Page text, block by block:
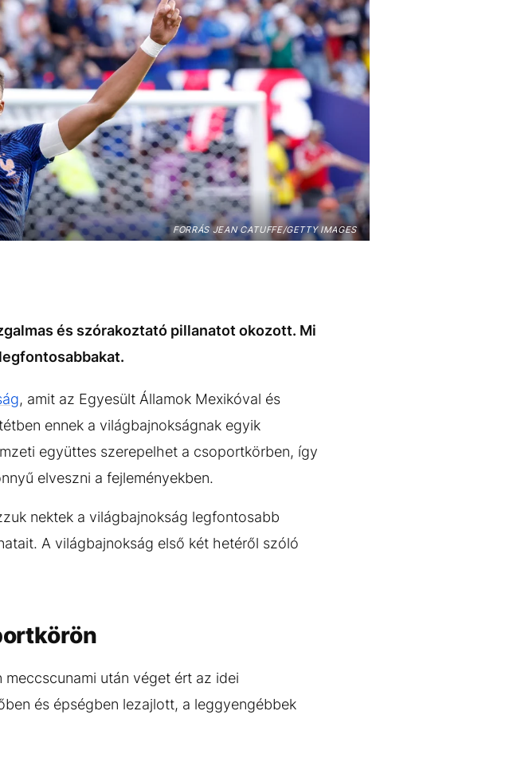
FORRÁS JEAN CATUFFE/GETTY IMAGES
és szórakoztató pillanatot okozott. Mi
, amit az Egyesült Államok Mexikóval és
ennek a világbajnokságnak egyik
együttes szerepelhet a csoportkörben, így
elveszni a fejleményekben.
nektek a világbajnokság legfontosabb
A világbajnokság első két hetéről szóló
után véget ért az idei
és épségben lezajlott, a leggyengébbek